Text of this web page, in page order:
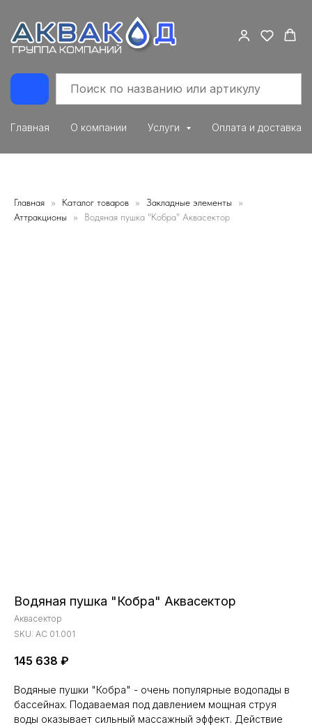
Главная О компании Услуги Оплата и доставка
Главная Каталог товаров
Закладные элементы
Аттракционы
Водяная пушка "Кобра" Аквасектор
Водяная пушка "Кобра" Аквасектор
Аквасектор
SKU: АС 01.001
145 638 ₽
Водяные пушки "Кобра" - очень популярные водопады в
бассейнах. Подаваемая под давлением мощная струя
воды оказывает сильный массажный эффект. Действие